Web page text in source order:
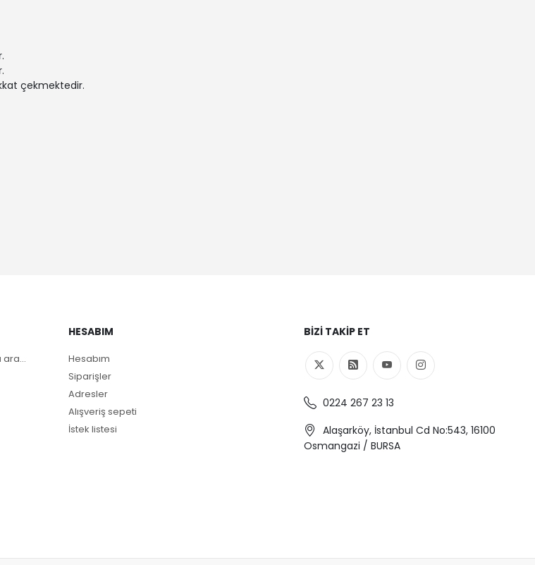
çekmektedir.
ara...
HESABIM
Hesabım
Siparişler
Adresler
Alışveriş sepeti
İstek listesi
BIZI TAKIP ET
0224 267 23 13
Alaşarköy, İstanbul Cd No:543, 16100
Osmangazi / BURSA